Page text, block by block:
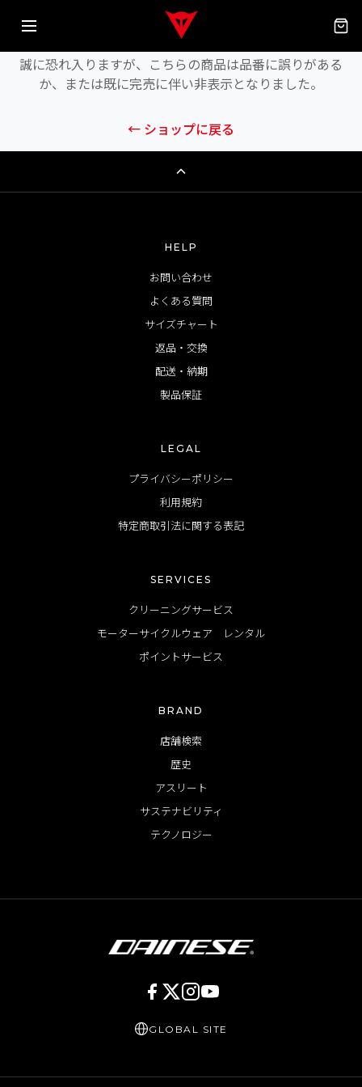
商品が見つかりません
誠に恐れ入りますが、こちらの商品は品番に誤りがある
か、または既に完売に伴い非表示となりました。
← ショップに戻る
HELP
お問い合わせ
よくある質問
サイズチャート
返品・交換
配送・納期
製品保証
LEGAL
プライバシーポリシー
利用規約
特定商取引法に関する表記
SERVICES
クリーニングサービス
モーターサイクルウェア レンタル
ポイントサービス
BRAND
店舗検索
歴史
アスリート
サステナビリティ
テクノロジー
GLOBAL SITE